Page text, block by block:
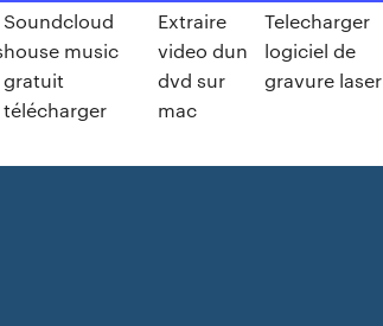
Soundcloud
house music
gratuit
télécharger
Extraire
video dun
dvd sur
mac
Telecharger
logiciel de
gravure laser